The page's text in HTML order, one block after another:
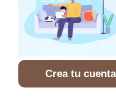
Crea tu